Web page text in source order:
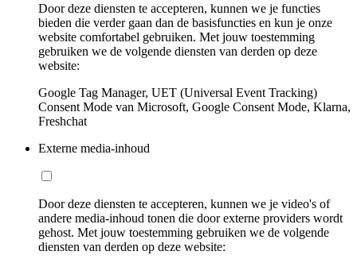
Door deze diensten te accepteren, kunnen we je functies
bieden die verder gaan dan de basisfuncties en kun je onze
website comfortabel gebruiken. Met jouw toestemming
gebruiken we de volgende diensten van derden op deze
website:
Google Tag Manager, UET (Universal Event Tracking)
Consent Mode van Microsoft, Google Consent Mode, Klarna,
Freshchat
Externe media-inhoud
Door deze diensten te accepteren, kunnen we je video's of
andere media-inhoud tonen die door externe providers wordt
gehost. Met jouw toestemming gebruiken we de volgende
diensten van derden op deze website: